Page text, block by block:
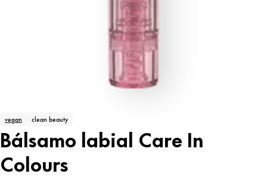
vegan clean beauty
Bálsamo labial Care In
Colours